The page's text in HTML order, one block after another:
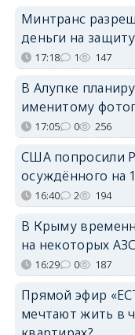
Минтранс
деньги на
17:18 1 147
В Алупке
именитому
17:05 0 256
США попросили
осуждённого на
16:40 2 194
В Крыму
на некоторых АЗС
16:29 0 187
Прямой эфир
мечтают жить в